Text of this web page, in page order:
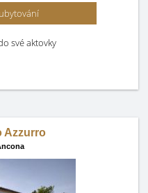
své aktovky
Azzurro